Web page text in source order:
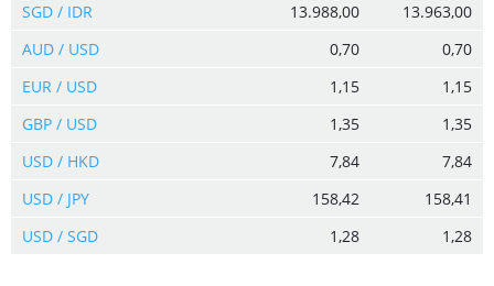
SGD / IDR
13.988,00
13.963,00
AUD / USD
0,70
0,70
EUR / USD
1,15
1,15
GBP / USD
1,35
1,35
USD / HKD
7,84
7,84
USD / JPY
158,42
158,41
USD / SGD
1,28 1,28